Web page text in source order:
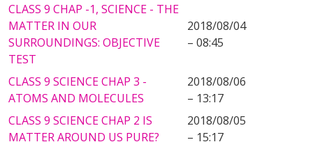
CLASS 9 CHAP -1, SCIENCE - THE
MATTER IN OUR
SURROUNDINGS: OBJECTIVE
TEST
2018/08/04
– 08:45
CLASS 9 SCIENCE CHAP 3 -
ATOMS AND MOLECULES
2018/08/06
– 13:17
CLASS 9 SCIENCE CHAP 2 IS
MATTER AROUND US PURE?
2018/08/05
– 15:17